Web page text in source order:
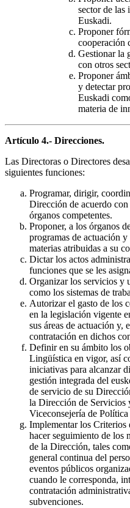
sector de las
Euskadi.
Proponer
cooperación
Gestionar la
con otros
Proponer
y detectar
Euskadi
materia de
Artículo 4.- Direcciones.
Las Directoras o Directores
siguientes funciones:
Programar, dirigir,
Dirección de acuerdo
órganos competentes.
Proponer, a los órganos
programas de actuación
materias atribuidas a su
Dictar los actos
funciones que se les
Organizar los servicios y
como los sistemas de
Autorizar el gasto de los
en la legislación vigente
sus áreas de actuación y,
contratación en dichos
Definir en su ámbito los
Lingüística en vigor, así
iniciativas para alcanzar
gestión integrada del
de servicio de su
la Dirección de Servicios
Viceconsejería de
Implementar los Criterios
hacer seguimiento de los
de la Dirección, tales
general continua del
eventos públicos
cuando le corresponda,
contratación
subvenciones.